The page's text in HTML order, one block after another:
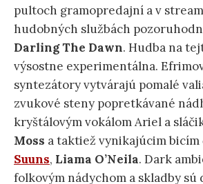
pultoch gramopredajní a v
hudobných službách
Darling The Dawn. Hudba na
výsostne experimentálna.
syntezátory vytvárajú pomalé
zvukové steny popretkávané
kryštálovým vokálom Ariel a
Moss a taktiež vynikajúcim bicím
Suuns, Liama O’Neila. Dark
folkovým nádychom a skladby sú